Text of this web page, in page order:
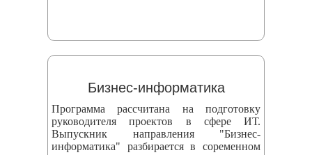
Бизнес-информатика
Программа рассчитана на подготовку
руководителя проектов в сфере ИТ.
Выпускник направления "Бизнес-
информатика" разбирается в соременном